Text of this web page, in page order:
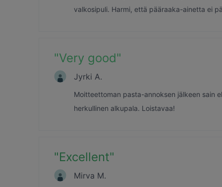
valkosipuli. Harmi, että pääraaka-ainetta ei
"Very good"
Jyrki A.
Moitteettoman pasta-annoksen jälkeen sain
herkullinen alkupala. Loistavaa!
"Excellent"
Mirva M.